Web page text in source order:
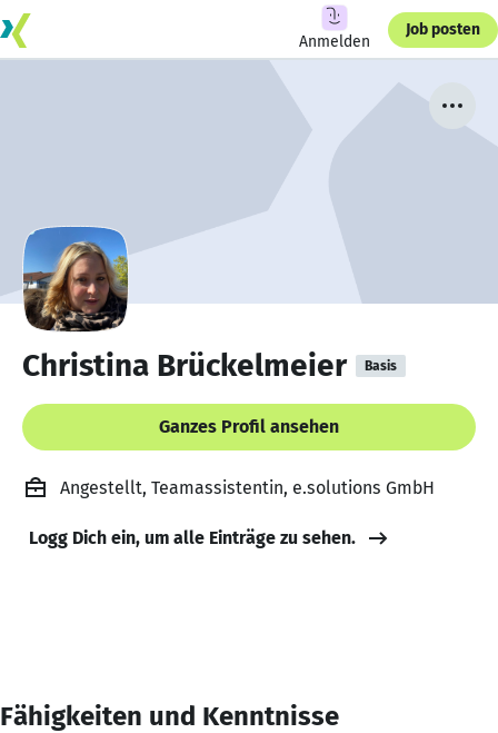
Anmelden
Job posten
Christina Brückelmeier Basis
Ganzes Profil ansehen
Angestellt, Teamassistentin, e.solutions GmbH
Logg Dich ein, um alle Einträge zu sehen.
Fähigkeiten und Kenntnisse